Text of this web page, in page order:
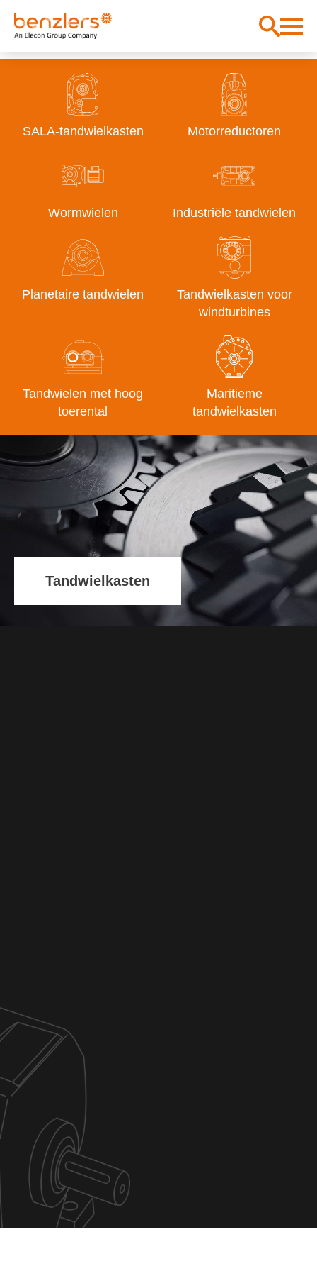
SALA-tandwielkasten Motorreductoren
Wormwielen Industriële tandwielen
Planetaire tandwielen
Tandwielkasten voor
windturbines
Tandwielen met hoog
toerental
Maritieme
tandwielkasten
Tandwielkasten